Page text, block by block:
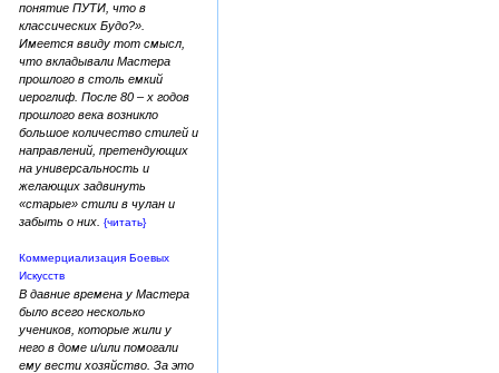
понятие ПУТИ, что в
классических Будо?».
Имеется ввиду тот смысл,
что вкладывали Мастера
прошлого в столь емкий
иероглиф. После 80 – х годов
прошлого века возникло
большое количество стилей и
направлений, претендующих
на универсальность и
желающих задвинуть
«старые» стили в чулан и
забыть о них. {читать}
Коммерциализация Боевых
Искусств
В давние времена у Мастера
было всего несколько
учеников, которые жили у
него в доме и/или помогали
ему вести хозяйство. За это